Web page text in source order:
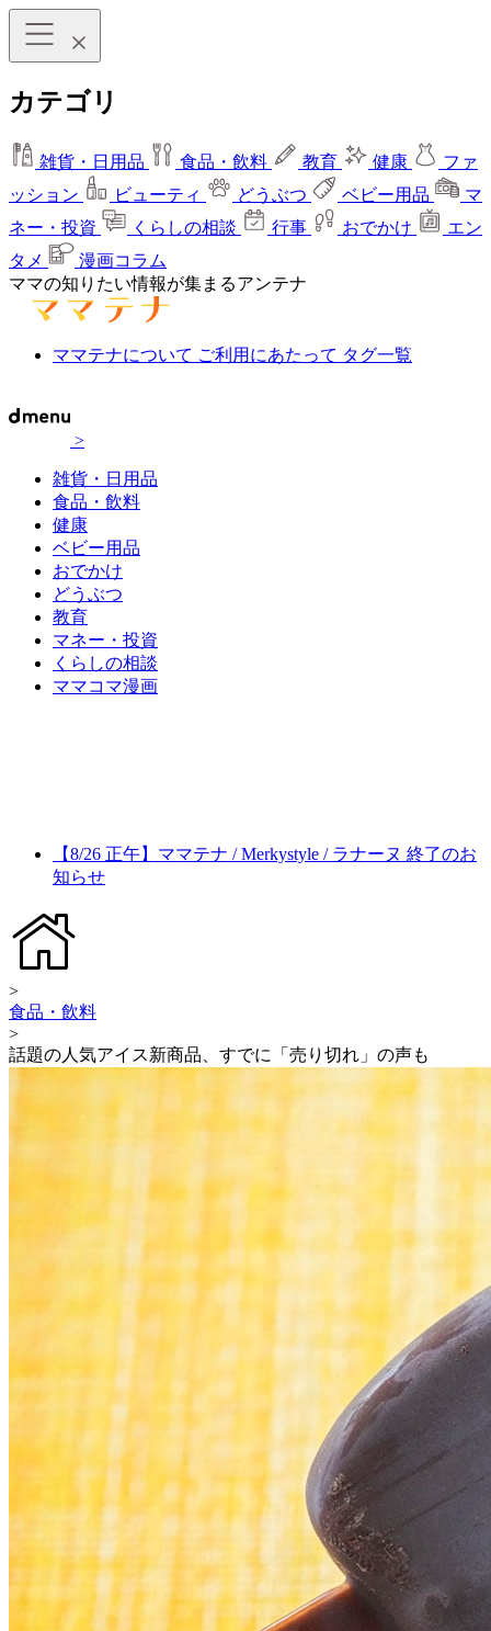
カテゴリ
雑貨・日用品 食品・飲料 教育 健康
ファ
ッション
ビューティ どうぶつ ベビー用品
マ
ネー・投資
くらしの相談 行事 おでかけ
エン
タメ
漫画コラム
ママの知りたい情報が集まるアンテナ
ママテナについて ご利用にあたって タグ一覧
>
雑貨・日用品
食品・飲料
健康
ベビー用品
おでかけ
どうぶつ
教育
マネー・投資
くらしの相談
ママコマ漫画
【8/26 正午】ママテナ / Merkystyle / ラナーヌ 終了のお
知らせ
>
食品・飲料
>
話題の人気アイス新商品、すでに「売り切れ」の声も